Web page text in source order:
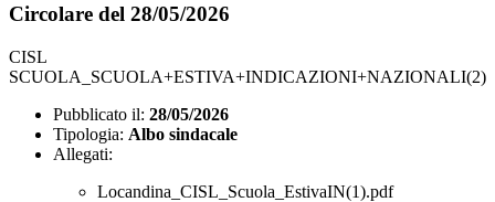
Circolare del 28/05/2026
CISL
SCUOLA_SCUOLA+ESTIVA+INDICAZIONI+NAZIONALI(2)
Pubblicato il: 28/05/2026
Tipologia: Albo sindacale
Allegati:
Locandina_CISL_Scuola_EstivaIN(1).pdf